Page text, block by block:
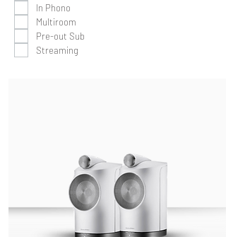
In Phono
Multiroom
Pre-out Sub
Streaming